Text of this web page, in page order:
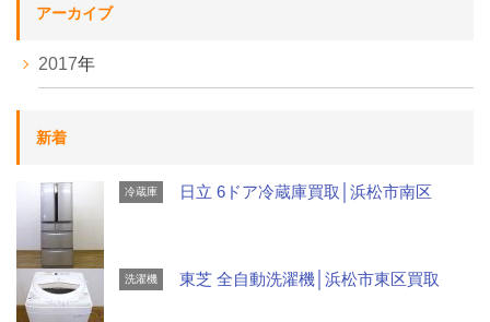
アーカイブ
2017年
新着
冷蔵庫 日立 6ドア冷蔵庫買取│浜松市南区
洗濯機 東芝 全自動洗濯機│浜松市東区買取